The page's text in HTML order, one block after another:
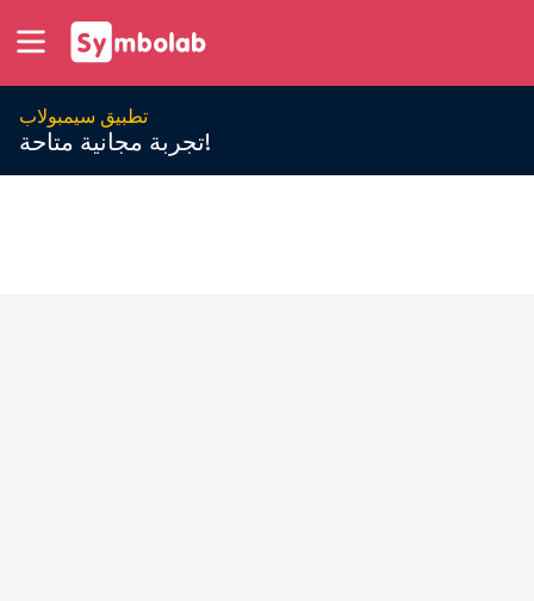
تطبيق سيمبولاب
تجربة مجانية متاحة!